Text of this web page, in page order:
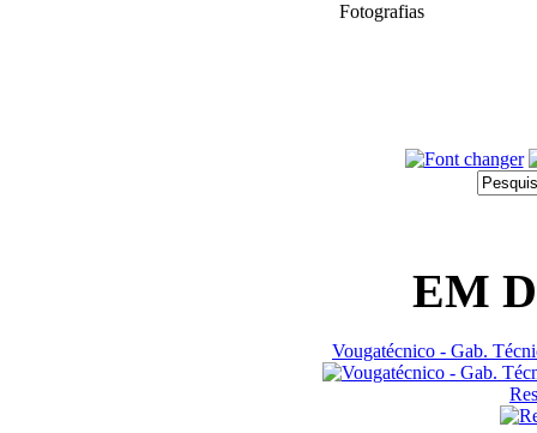
Fotografias
EM
Vougatécnico - Gab.